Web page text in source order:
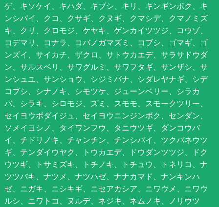
ゲ、キソケイ、キハダ、キブシ、キリ、キンギンボク、キ
ンシバイ、クコ、クサギ、クヌギ、クマシデ、クマノミズ
キ、クリ、クロモジ、ケヤキ、ゲンカイツツジ、コウゾ、
コデマリ、コナラ、コバノガマズミ、コブシ、ゴマギ、ゴ
ンズイ、サイカチ、ザクロ、サトウカエデ、サラサドウダ
ン、サルスベリ、サワグルミ、サワフタギ、サンザシ、サ
ンシュユ、サンショウ、シジミバナ、シダレヤナギ、シデ
コブシ、シナノキ、シモツケ、ジューンベリー、シラカ
バ、シラキ、シロモジ、ズミ、スモモ、スモークツリー、
セイヨウボダイジュ、セイヨウニンジンボク、センダン、
ソメイヨシノ、タイワンフウ、タニウツギ、ダンコウバ
イ、チドリノキ、チャンチン、チンシバイ、ツクバネウツ
ギ、テンダイウヤク、トウカエデ、ドウダンツツジ、ドク
ウツギ、トサミズキ、トチノキ、トチュウ、トネリコ、ナ
ツツバキ、ナツメ、ナツハゼ、ナナカマド、ナンキンハ
ゼ、ニガキ、ニシキギ、ニセアカシア、ニワウメ、ニワウ
ルシ、ニワトコ、ヌルデ、ネジキ、ネムノキ、ノリウツ